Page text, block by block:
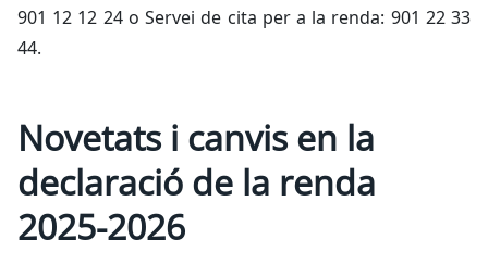
901 12 12 24 o Servei de cita per a la renda: 901 22 33
44.
Novetats i canvis en la
declaració de la renda
2025-2026